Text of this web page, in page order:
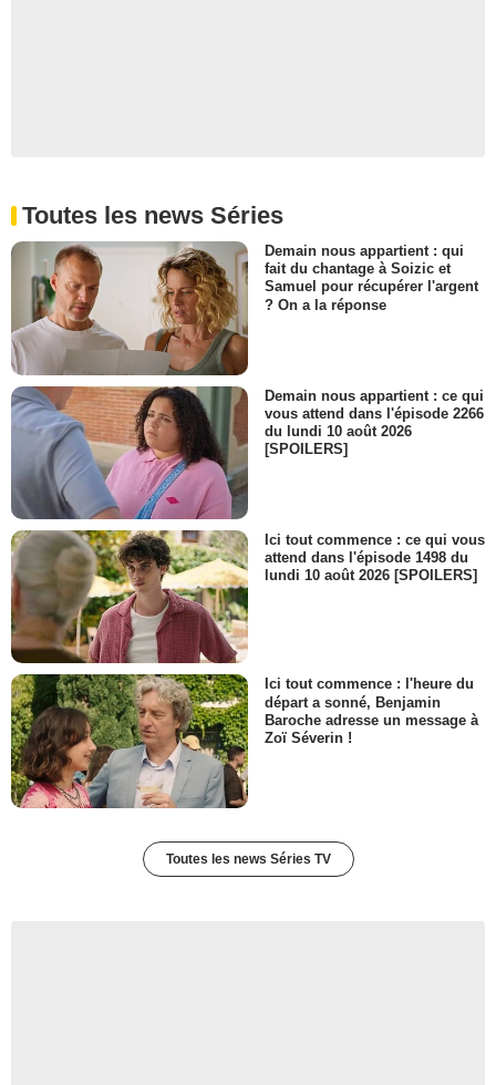
Toutes les news Séries
Demain nous appartient : qui
fait du chantage à Soizic et
Samuel pour récupérer l'argent
? On a la réponse
Demain nous appartient : ce qui
vous attend dans l'épisode 2266
du lundi 10 août 2026
[SPOILERS]
Ici tout commence : ce qui vous
attend dans l'épisode 1498 du
lundi 10 août 2026 [SPOILERS]
Ici tout commence : l'heure du
départ a sonné, Benjamin
Baroche adresse un message à
Zoï Séverin !
Toutes les news Séries TV